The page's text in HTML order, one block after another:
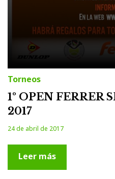
Torneos
1º OPEN FERRER
2017
24 de abril de 2017
Leer más